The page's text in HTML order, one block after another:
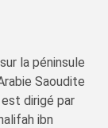
la péninsule
Saoudite
dirigé par
ibn